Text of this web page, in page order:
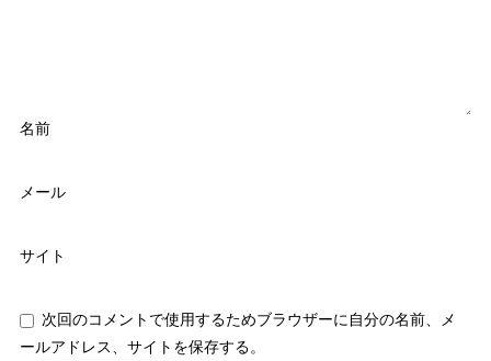
名前
メール
サイト
次回のコメントで使用するためブラウザーに自分の名前、メ
ールアドレス、サイトを保存する。